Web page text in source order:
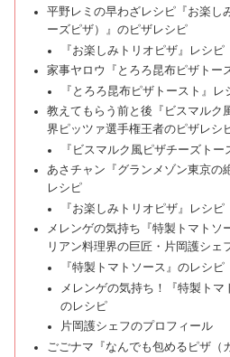
平野レミの早わざレシピ『お楽し
ーズピザ）』のピザレシピ
『お楽しみトリオピザ』レシピ
家事ヤロウ『とろろ昆布ピザトー
『とろろ昆布ピザトースト』レ
教えてもらう前と後『ビスマルク
界ピッツァ選手権王者のピザレシ
『ビスマルク風ピザチーズトー
あさチャン『グランメゾン東京の
レシピ
『お楽しみトリオピザ』レシピ
メレンゲの気持ち『特製トマトソ
リアン料理界の巨匠・片岡護シェ
『特製トマトソース』のレシピ
メレンゲの気持ち！『特製トマ
のレシピ
片岡護シェフのプロフィール
ごごナマ『なんでも包めるピザ（